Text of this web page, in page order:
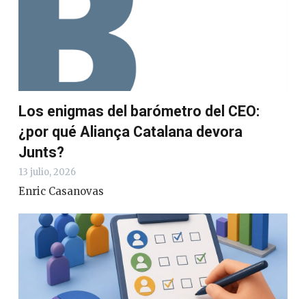
Los enigmas del barómetro del CEO:
¿por qué Aliança Catalana devora
Junts?
13 julio, 2026
Enric Casanovas